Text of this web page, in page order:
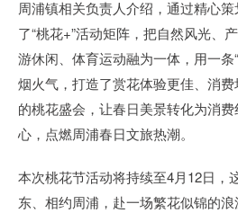
周浦镇相关负责人介绍，通过精心
了“桃花+”活动矩阵，把自然风光、
游休闲、体育运动融为一体，用一条
烟火气，打造了赏花体验更佳、消
的桃花盛会，让春日美景转化为消
心，点燃周浦春日文旅热潮。
本次桃花节活动将持续至4月12日，
东、相约周浦，赴一场繁花似锦的浪